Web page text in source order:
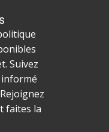
Suivez
faites la